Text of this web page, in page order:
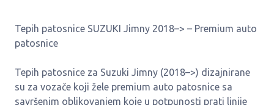
Tepih patosnice SUZUKI Jimny 2018–> – Premium auto
patosnice
Tepih patosnice za Suzuki Jimny (2018–>) dizajnirane
su za vozače koji žele premium auto patosnice sa
savršenim oblikovanjem koje u potpunosti prati linije